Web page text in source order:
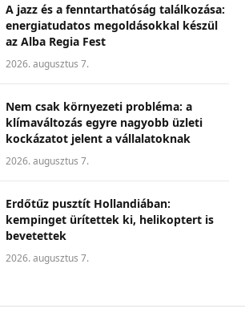
A jazz és a fenntarthatóság találkozása:
energiatudatos megoldásokkal készül
az Alba Regia Fest
2026. augusztus 7.
Nem csak környezeti probléma: a
klímaváltozás egyre nagyobb üzleti
kockázatot jelent a vállalatoknak
2026. augusztus 7.
Erdőtűz pusztít Hollandiában:
kempinget ürítettek ki, helikoptert is
bevetettek
2026. augusztus 7.